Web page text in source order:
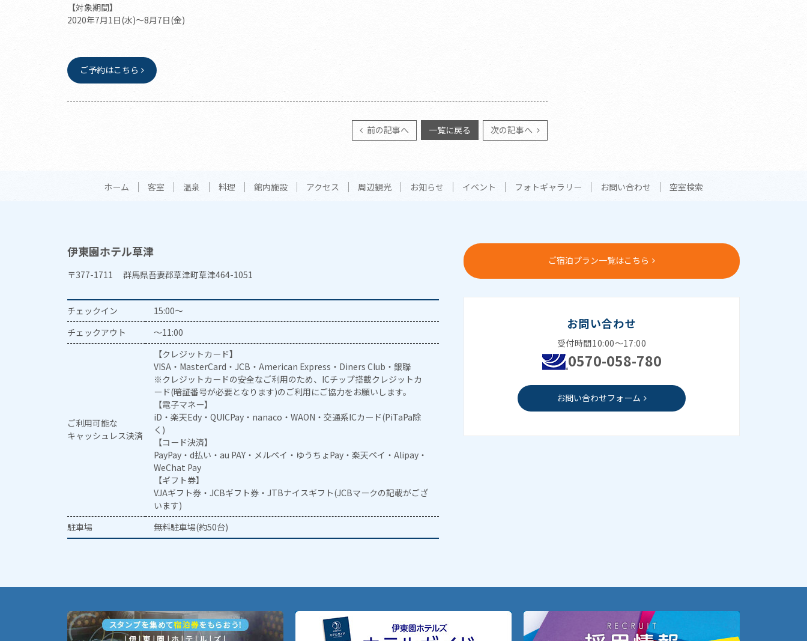
【対象期間】
2020年7月1日(水)～8月7日(金)
ご予約はこちら
前の記事へ 一覧に戻る 次の記事へ
ホーム 客室 温泉 料理 館内施設 アクセス 周辺観光 お知らせ イベント フォトギャラリー お問い合わせ 空室検索
伊東園ホテル草津
〒377-1711 群馬県吾妻郡草津町草津464-1051
チェックイン
15:00～
チェックアウト
～11:00
ご利用可能な
キャッシュレス決済
【クレジットカード】
VISA・MasterCard・JCB・American Express・Diners Club・銀聯
※クレジットカードの安全なご利用のため、ICチップ搭載クレジットカ
ード(暗証番号が必要となります)のご利用にご協力をお願いします。
【電子マネー】
iD・楽天Edy・QUICPay・nanaco・WAON・交通系ICカード(PiTaPa除
く)
【コード決済】
PayPay・d払い・au PAY・メルペイ・ゆうちょPay・楽天ペイ・Alipay・
WeChat Pay
【ギフト券】
VJAギフト券・JCBギフト券・JTBナイスギフト(JCBマークの記載がござ
います)
駐車場
無料駐車場(約50台)
ご宿泊プラン一覧はこちら
お問い合わせ
受付時間10:00～17:00
0570-058-780
お問い合わせフォーム